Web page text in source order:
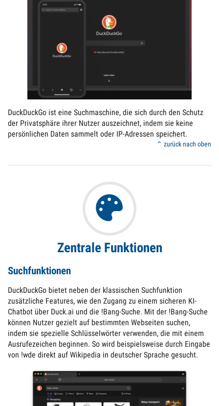
DuckDuckGo ist eine Suchmaschine, die sich durch den Schutz
der Privatsphäre ihrer Nutzer auszeichnet, indem sie keine
persönlichen Daten sammelt oder IP-Adressen speichert.
⌃ zurück nach oben
Zentrale Funktionen
Suchfunktionen
DuckDuckGo bietet neben der klassischen Suchfunktion
zusätzliche Features, wie den Zugang zu einem sicheren KI-
Chatbot über Duck.ai und die !Bang-Suche. Mit der !Bang-Suche
können Nutzer gezielt auf bestimmten Webseiten suchen,
indem sie spezielle Schlüsselwörter verwenden, die mit einem
Ausrufezeichen beginnen. So wird beispielsweise durch Eingabe
von !wde direkt auf Wikipedia in deutscher Sprache gesucht.